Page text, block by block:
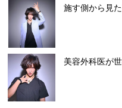
施す側から見
美容外科医が